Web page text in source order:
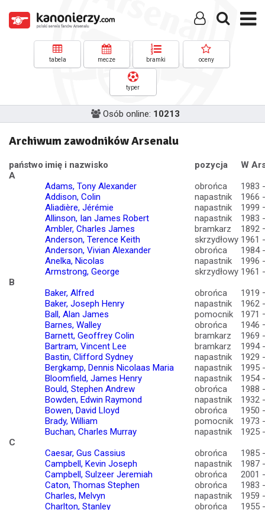
tabela mecze bramki oceny
typer
Osób online: 10213
Archiwum zawodników Arsenalu
państwo imię i nazwisko pozycja
W
A
Adams, Tony Alexander
obrońca
1983
Addison, Colin
napastnik
1966
Aliadière, Jérémie
napastnik
1999
Allinson, Ian James Robert
napastnik
1983
Ambler, Charles James
bramkarz
1892
Anderson, Terence Keith
skrzydłowy 1961
Anderson, Vivian Alexander
obrońca
1984
Anelka, Nicolas
napastnik
1996
Armstrong, George
skrzydłowy 1961
B
Baker, Alfred
obrońca
1919
Baker, Joseph Henry
napastnik
1962
Ball, Alan James
pomocnik
1971
Barnes, Walley
obrońca
1946
Barnett, Geoffrey Colin
bramkarz
1969
Bartram, Vincent Lee
bramkarz
1994
Bastin, Clifford Sydney
napastnik
1929
Bergkamp, Dennis Nicolaas Maria
napastnik
1995
Bloomfield, James Henry
napastnik
1954
Bould, Stephen Andrew
obrońca
1988
Bowden, Edwin Raymond
napastnik
1932
Bowen, David Lloyd
obrońca
1950
Brady, William
pomocnik
1973
Buchan, Charles Murray
napastnik
1925
C
Caesar, Gus Cassius
obrońca
1985
Campbell, Kevin Joseph
napastnik
1987
Campbell, Sulzeer Jeremiah
obrońca
2001
Caton, Thomas Stephen
obrońca
1983
Charles, Melvyn
napastnik
1959
Charlton, Stanley
obrońca
1955